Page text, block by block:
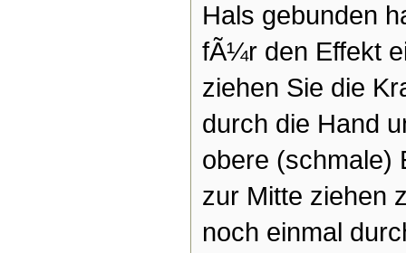
Hals gebunden
fÃ¼r den Effekt
ziehen Sie die
durch die Hand
obere (schmale)
zur Mitte ziehen
noch einmal